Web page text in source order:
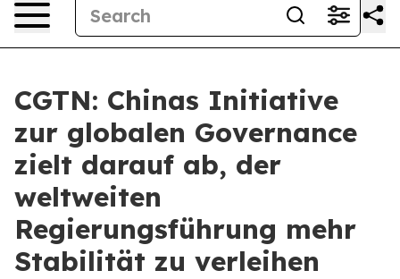
CGTN: Chinas Initiative
zur globalen Governance
zielt darauf ab, der
weltweiten
Regierungsführung mehr
Stabilität zu verleihen